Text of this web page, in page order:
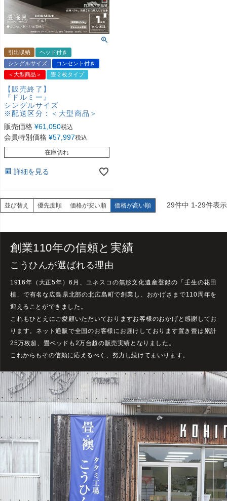
引出収納
ヘッド付き
シングルサイズ
コンセント付き
＜大型商品＞
畳２枚タイプ
【販売終了】
『ドルミー』
シングルサイズ
※配送区分：＜大型商品＞
販売価格 ¥61,050税込
会員特別価格 ¥57,997税込
在庫切れ
詳細を見る
並び替え 優先度順 価格が安い順 価格が高い順 29件中 1-29件表示
創業110年の信頼と実績
こうひんが選ばれる理由
1916年（大正5年）6月、ユネスコの無形文化遺産登録の「壬生の花田
植」で有名な広島県北部の北広島町で創業し、おかげさまで110周年を
迎えることができました。
これもひとえにご愛顧いただいておりますお客様のおかげと感謝してお
ります。ネット通販で全国のお客様にお届けしております置き畳は累計
25万枚超、畳ベッドも2万台超の販売実績となりました。
これからもその信頼に応えるべく、努力し続けてまいります。